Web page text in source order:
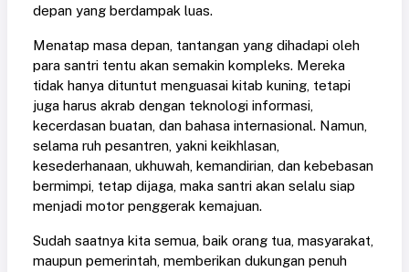
depan yang berdampak luas.
Menatap masa depan, tantangan yang dihadapi oleh
para santri tentu akan semakin kompleks. Mereka
tidak hanya dituntut menguasai kitab kuning, tetapi
juga harus akrab dengan teknologi informasi,
kecerdasan buatan, dan bahasa internasional. Namun,
selama ruh pesantren, yakni keikhlasan,
kesederhanaan, ukhuwah, kemandirian, dan kebebasan
bermimpi, tetap dijaga, maka santri akan selalu siap
menjadi motor penggerak kemajuan.
Sudah saatnya kita semua, baik orang tua, masyarakat,
maupun pemerintah, memberikan dukungan penuh